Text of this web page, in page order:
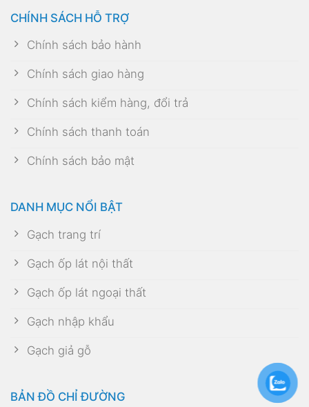
CHÍNH SÁCH HỖ TRỢ
Chính sách bảo hành
Chính sách giao hàng
Chính sách kiểm hàng, đổi trả
Chính sách thanh toán
Chính sách bảo mật
DANH MỤC NỔI BẬT
Gạch trang trí
Gạch ốp lát nội thất
Gạch ốp lát ngoại thất
Gạch nhập khẩu
Gạch giả gỗ
BẢN ĐỒ CHỈ ĐƯỜNG